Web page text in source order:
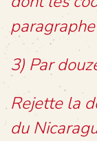
3) Par
Rejette la
du